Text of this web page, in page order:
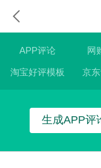
APP评论 网
淘宝好评模板 京
生成APP评